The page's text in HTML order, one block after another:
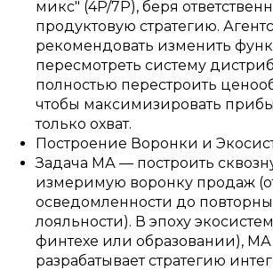
микс" (4P/7P), беря
продуктовую стратегию.
рекомендовать изменить
пересмотреть систему
полностью перестроить
чтобы максимизировать
только охват.
Построение Воронки и
Задача МА — построить
измеримую воронку продаж
осведомленности до
лояльности). В эпоху
финтехе или образовании), МА
разрабатывает стратегию